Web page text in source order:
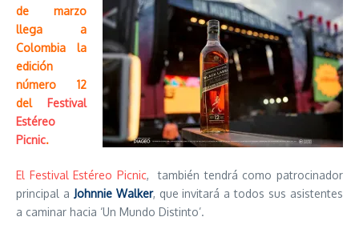
de marzo
llega a
Colombia la
edición
número 12
del Festival
Estéreo
Picnic.
El Festival Estéreo Picnic, también tendrá como patrocinador
principal a Johnnie Walker, que invitará a todos sus asistentes
a caminar hacia ‘Un Mundo Distinto’.